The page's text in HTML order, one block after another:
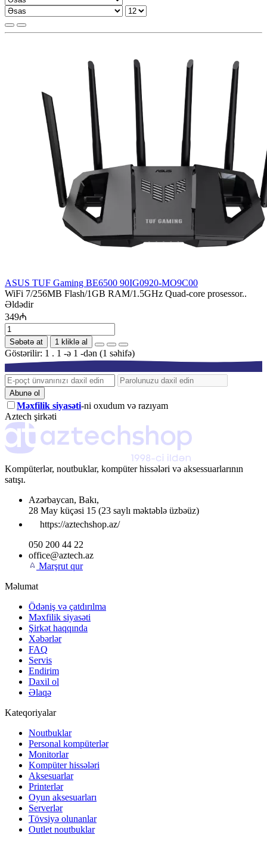
ASUS TUF Gaming BE6500 90IG0920-MO9C00
WiFi 7/256MB Flash/1GB RAM/1.5GHz Quad-core prosessor..
Əldədir
349₼
Səbətə at 1 kliklə al
Göstərilir: 1 . 1 -ə 1 -dən (1 səhifə)
Abunə ol
Məxfilik siyasəti-ni oxudum və razıyam
Aztech şirkəti
Kompüterlər, noutbuklar, kompüter hissələri və aksessuarlarının
satışı.
Azərbaycan, Bakı,
28 May küçəsi 15 (23 saylı məktəblə üzbəüz)
https://aztechshop.az/
050 200 44 22
office@aztech.az
Marşrut qur
Məlumat
Ödəniş və çatdırılma
Məxfilik siyasəti
Şirkət haqqında
Xəbərlər
FAQ
Servis
Endirim
Daxil ol
Əlaqə
Kateqoriyalar
Noutbuklar
Personal kompüterlər
Monitorlar
Kompüter hissələri
Aksesuarlar
Printerlər
Oyun aksesuarları
Serverlər
Tövsiyə olunanlar
Outlet noutbuklar